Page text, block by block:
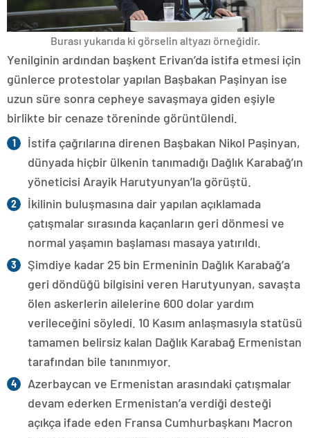
Burası yukarıda ki görselin altyazı örneğidir.
Yenilginin ardından başkent Erivan’da istifa etmesi için
günlerce protestolar yapılan Başbakan Paşinyan ise
uzun süre sonra cepheye savaşmaya giden eşiyle
birlikte bir cenaze töreninde görüntülendi.
İstifa çağrılarına direnen Başbakan Nikol Paşinyan,
dünyada hiçbir ülkenin tanımadığı Dağlık Karabağ’ın
yöneticisi Arayik Harutyunyan’la görüştü.
İkilinin buluşmasına dair yapılan açıklamada
çatışmalar sırasında kaçanların geri dönmesi ve
normal yaşamın başlaması masaya yatırıldı.
Şimdiye kadar 25 bin Ermeninin Dağlık Karabağ’a
geri döndüğü bilgisini veren Harutyunyan, savaşta
ölen askerlerin ailelerine 600 dolar yardım
verileceğini söyledi. 10 Kasım anlaşmasıyla statüsü
tamamen belirsiz kalan Dağlık Karabağ Ermenistan
tarafından bile tanınmıyor.
Azerbaycan ve Ermenistan arasındaki çatışmalar
devam ederken Ermenistan’a verdiği desteği
açıkça ifade eden Fransa Cumhurbaşkanı Macron